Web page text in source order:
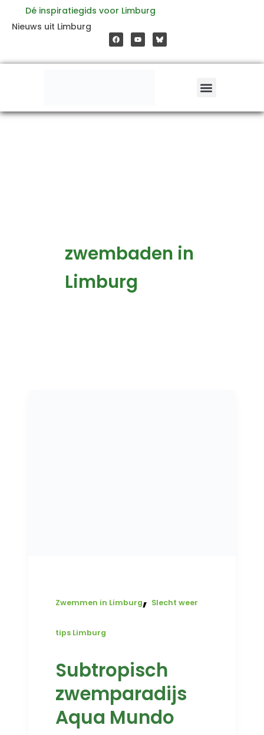
inhoud
Dé inspiratiegids voor Limburg
Nieuws uit Limburg
a
c
e
o
o
o
u
t
b
e
zwembaden in
Limburg
Zwemmen in Limburg, Slecht weer
tips Limburg
Subtropisch
zwemparadijs
Aqua Mundo